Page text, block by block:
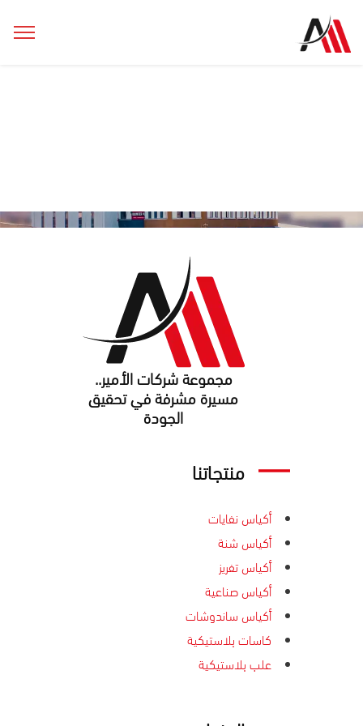
مجموعة شركات الأمير..
ﻣﺴﻴﺮة ﻣﺸﺮﻓﺔ ﻓﻲ ﺗﺤﻘﻴﻖ
اﻟﺠﻮدة
منتجاتنا
أكياس نفايات
أكياس شنة
أكياس تفريز
أكياس صناعية
أكياس ساندوشات
كاسات بلاستيكية
علب بلاستيكية